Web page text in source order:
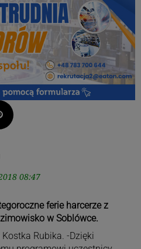
Pinterest
08:47
ferie harcerze z
w Soblówce.
Rubika. -Dzięki